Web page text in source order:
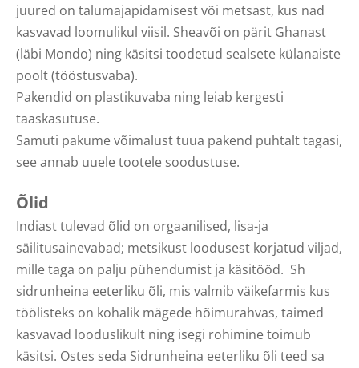
juured on talumajapidamisest või metsast, kus nad
kasvavad loomulikul viisil. Sheavõi on pärit Ghanast
(läbi Mondo) ning käsitsi toodetud sealsete külanaiste
poolt (tööstusvaba).
Pakendid on plastikuvaba ning leiab kergesti
taaskasutuse.
Samuti pakume võimalust tuua pakend puhtalt tagasi,
see annab uuele tootele soodustuse.
Õlid
Indiast tulevad õlid on orgaanilised, lisa-ja
säilitusainevabad; metsikust loodusest korjatud viljad,
mille taga on palju pühendumist ja käsitööd. Sh
sidrunheina eeterliku õli, mis valmib väikefarmis kus
töölisteks on kohalik mägede hõimurahvas, taimed
kasvavad looduslikult ning isegi rohimine toimub
käsitsi. Ostes seda Sidrunheina eeterliku õli teed sa